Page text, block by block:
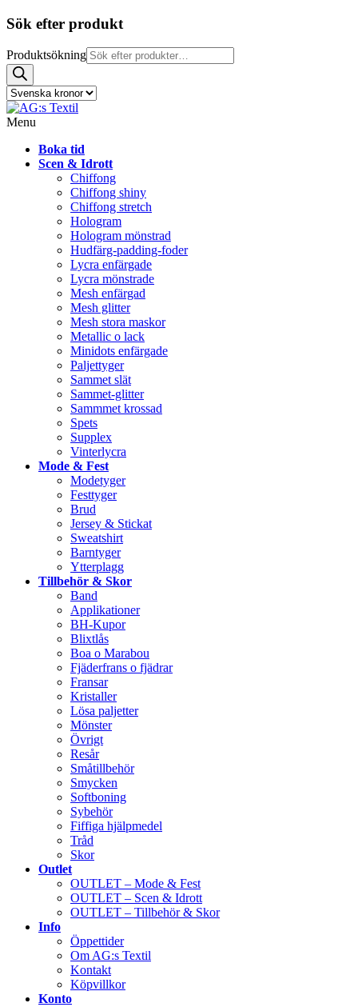
Sök efter produkt
Produktsökning
Menu
Boka tid
Scen & Idrott
Chiffong
Chiffong shiny
Chiffong stretch
Hologram
Hologram mönstrad
Hudfärg-padding-foder
Lycra enfärgade
Lycra mönstrade
Mesh enfärgad
Mesh glitter
Mesh stora maskor
Metallic o lack
Minidots enfärgade
Paljettyger
Sammet slät
Sammet-glitter
Sammmet krossad
Spets
Supplex
Vinterlycra
Mode & Fest
Modetyger
Festtyger
Brud
Jersey & Stickat
Sweatshirt
Barntyger
Ytterplagg
Tillbehör & Skor
Band
Applikationer
BH-Kupor
Blixtlås
Boa o Marabou
Fjäderfrans o fjädrar
Fransar
Kristaller
Lösa paljetter
Mönster
Övrigt
Resår
Småtillbehör
Smycken
Softboning
Sybehör
Fiffiga hjälpmedel
Tråd
Skor
Outlet
OUTLET – Mode & Fest
OUTLET – Scen & Idrott
OUTLET – Tillbehör & Skor
Info
Öppettider
Om AG:s Textil
Kontakt
Köpvillkor
Konto